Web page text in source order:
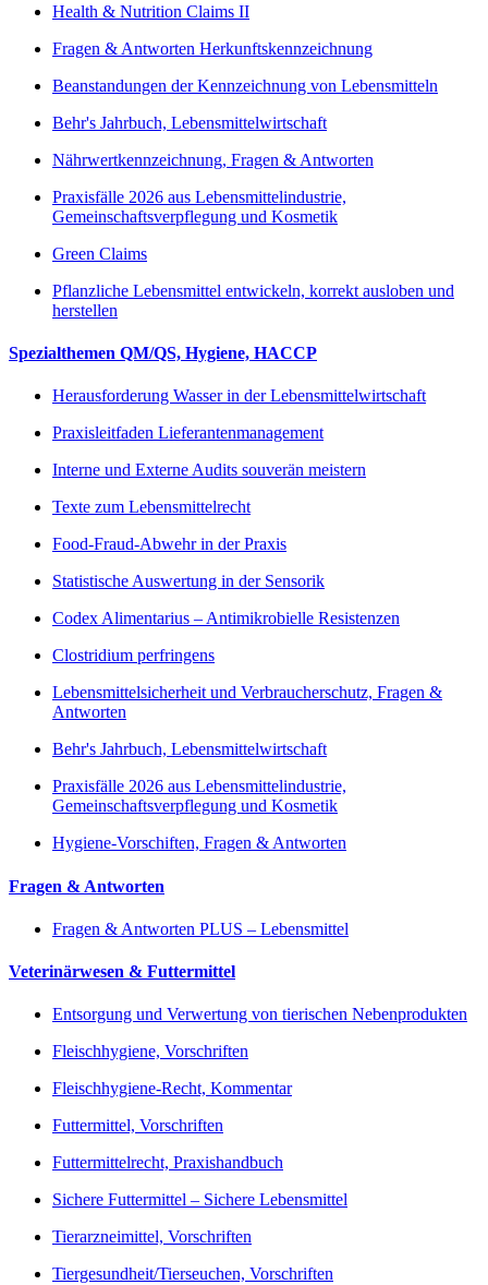
Health & Nutrition Claims II
Fragen & Antworten Herkunftskennzeichnung
Beanstandungen der Kennzeichnung von Lebensmitteln
Behr's Jahrbuch, Lebensmittelwirtschaft
Nährwertkennzeichnung, Fragen & Antworten
Praxisfälle 2026 aus Lebensmittelindustrie,
Gemeinschaftsverpflegung und Kosmetik
Green Claims
Pflanzliche Lebensmittel entwickeln, korrekt ausloben und
herstellen
Spezialthemen QM/QS, Hygiene, HACCP
Herausforderung Wasser in der Lebensmittelwirtschaft
Praxisleitfaden Lieferantenmanagement
Interne und Externe Audits souverän meistern
Texte zum Lebensmittelrecht
Food-Fraud-Abwehr in der Praxis
Statistische Auswertung in der Sensorik
Codex Alimentarius – Antimikrobielle Resistenzen
Clostridium perfringens
Lebensmittelsicherheit und Verbraucherschutz, Fragen &
Antworten
Behr's Jahrbuch, Lebensmittelwirtschaft
Praxisfälle 2026 aus Lebensmittelindustrie,
Gemeinschaftsverpflegung und Kosmetik
Hygiene-Vorschiften, Fragen & Antworten
Fragen & Antworten
Fragen & Antworten PLUS – Lebensmittel
Veterinärwesen & Futtermittel
Entsorgung und Verwertung von tierischen Nebenprodukten
Fleischhygiene, Vorschriften
Fleischhygiene-Recht, Kommentar
Futtermittel, Vorschriften
Futtermittelrecht, Praxishandbuch
Sichere Futtermittel – Sichere Lebensmittel
Tierarzneimittel, Vorschriften
Tiergesundheit/Tierseuchen, Vorschriften